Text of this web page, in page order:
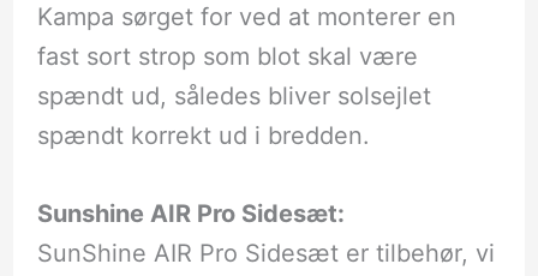
Kampa sørget for ved at monterer en
fast sort strop som blot skal være
spændt ud, således bliver solsejlet
spændt korrekt ud i bredden.
Sunshine AIR Pro Sidesæt:
SunShine AIR Pro Sidesæt er tilbehør, vi